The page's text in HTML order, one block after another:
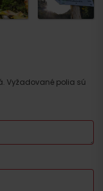
Vyžadované polia sú